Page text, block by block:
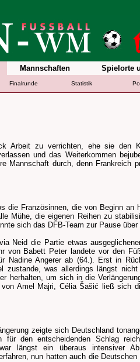
Mannschaften Spielorte
Finalrunde Statistik
Arbeit zu verrichten, ehe sie den
und das Weiterkommen
Mannschaft durch, denn Frankreich
die Französinnen, die von Beginn an
Mühe, die eigenen Reihen zu
sich das DFB-Team zur Pause über
Neid die Partie etwas
von Babett Peter landete vor den
Nadine Angerer ab (64.). Erst in
zustande, was allerdings längst
herhalten, um sich in die
Amel Majri, Célia Šašić ließ sich
zeigte sich Deutschland
für den entscheidenden Schlag
längst ein überaus intensiver
nun hatten auch die Deutschen